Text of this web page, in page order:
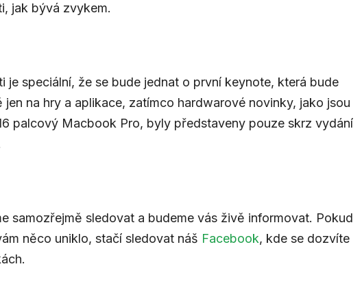
e
u
jak bývá zvykem.
je speciální, že se bude jednat o první keynote, která bude
jen na hry a aplikace, zatímco hardwarové novinky, jako jsou
palcový Macbook Pro, byly představeny pouze skrz vydání
samozřejmě sledovat a budeme vás živě informovat. Pokud
něco uniklo, stačí sledovat náš Facebook, kde se dozvíte